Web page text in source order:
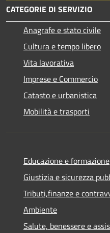
CATEGORIE DI SERVIZIO
Anagrafe e stato civile
Cultura e tempo libero
Vita lavorativa
Imprese e Commercio
Catasto e urbanistica
Mobilità e trasporti
Educazione e formazione
Giustizia e sicurezza
Tributi,finanze e
Ambiente
Salute, benessere e